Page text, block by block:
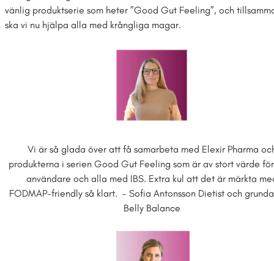
vänlig produktserie som heter ”Good Gut Feeling”, och
ska vi nu hjälpa alla med krångliga magar.
Vi är så glada över att få samarbeta med Elexir Pharma
produkterna i serien Good Gut Feeling som är av stort värde
användare och alla med IBS. Extra kul att det är märkta
FODMAP-friendly så klart. - Sofia Antonsson Dietist och
Belly Balance